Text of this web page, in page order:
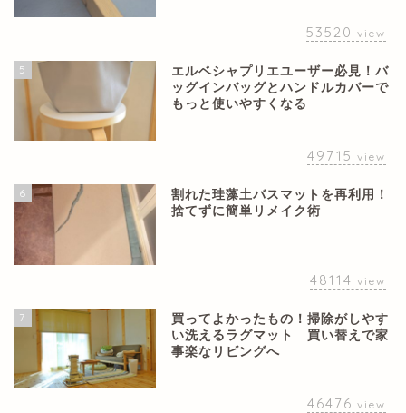
53520 view
5
エルベシャプリエユーザー必見！バ
ッグインバッグとハンドルカバーで
もっと使いやすくなる
49715 view
6
割れた珪藻土バスマットを再利用！
捨てずに簡単リメイク術
48114 view
7
買ってよかったもの！掃除がしやす
い洗えるラグマット 買い替えで家
事楽なリビングへ
46476 view